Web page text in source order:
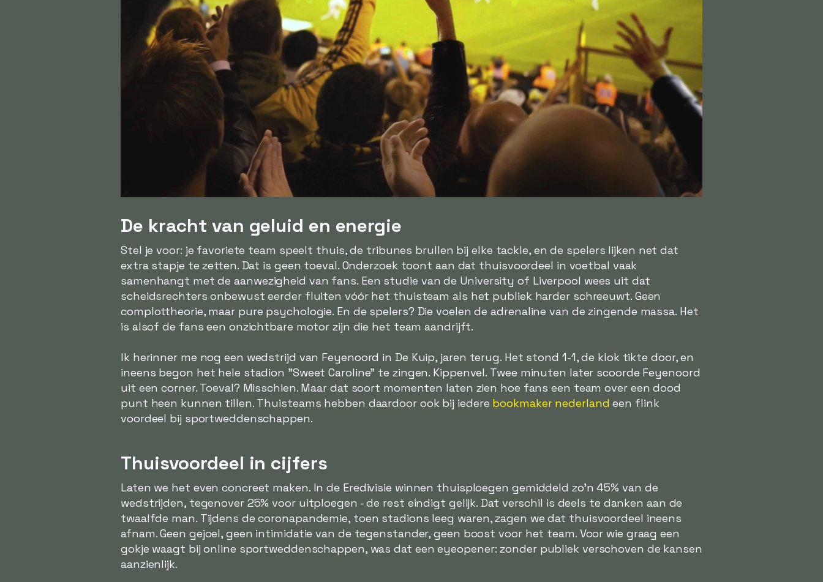
De kracht van geluid en energie
Stel je voor: je favoriete team speelt thuis, de tribunes brullen bij elke tackle, en de spelers lijken net dat
extra stapje te zetten. Dat is geen toeval. Onderzoek toont aan dat thuisvoordeel in voetbal vaak
samenhangt met de aanwezigheid van fans. Een studie van de University of Liverpool wees uit dat
scheidsrechters onbewust eerder fluiten vóór het thuisteam als het publiek harder schreeuwt. Geen
complottheorie, maar pure psychologie. En de spelers? Die voelen de adrenaline van de zingende massa. Het
is alsof de fans een onzichtbare motor zijn die het team aandrijft.
Ik herinner me nog een wedstrijd van Feyenoord in De Kuip, jaren terug. Het stond 1-1, de klok tikte door, en
ineens begon het hele stadion "Sweet Caroline" te zingen. Kippenvel. Twee minuten later scoorde Feyenoord
uit een corner. Toeval? Misschien. Maar dat soort momenten laten zien hoe fans een team over een dood
punt heen kunnen tillen. Thuisteams hebben daardoor ook bij iedere bookmaker nederland een flink
voordeel bij sportweddenschappen.
Thuisvoordeel in cijfers
Laten we het even concreet maken. In de Eredivisie winnen thuisploegen gemiddeld zo'n 45% van de
wedstrijden, tegenover 25% voor uitploegen - de rest eindigt gelijk. Dat verschil is deels te danken aan de
twaalfde man. Tijdens de coronapandemie, toen stadions leeg waren, zagen we dat thuisvoordeel ineens
afnam. Geen gejoel, geen intimidatie van de tegenstander, geen boost voor het team. Voor wie graag een
gokje waagt bij online sportweddenschappen, was dat een eyeopener: zonder publiek verschoven de kansen
aanzienlijk.